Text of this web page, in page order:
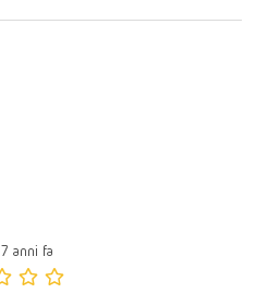
7 anni fa